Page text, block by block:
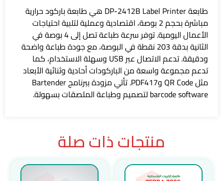
طابعة DP-2412B Label Printer هي طابعة باركود حرارية
مباشرة بحجم 2 بوصة، اقتصادية وعملية لتلبية احتياجات
الأعمال اليومية. توفر سرعة طباعة تصل إلى 4 بوصة في
الثانية بدقة 203 نقطة في البوصة، مع جودة طباعة واضحة
ودقيقة. تدعم الاتصال عبر USB وسهلة الاستخدام، كما
تدعم مجموعة واسعة من الباركودات أحادية وثنائية الأبعاد
مثل QR Code وPDF417. تأتي مزودة ببرنامج Bartender
barcode software لتصميم وطباعة الملصقات بسهولة.
منتجات ذات صلة